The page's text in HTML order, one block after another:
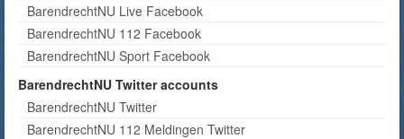
BarendrechtNU Live Facebook
BarendrechtNU 112 Facebook
BarendrechtNU Sport Facebook
BarendrechtNU Twitter accounts
BarendrechtNU Twitter
BarendrechtNU 112 Meldingen Twitter